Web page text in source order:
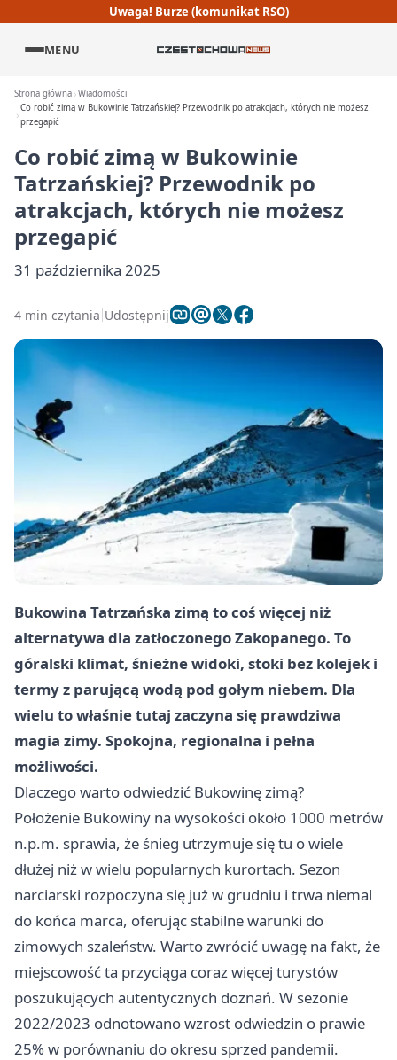
Uwaga! Burze (komunikat RSO)
MENU
Strona główna Wiadomości
Co robić zimą w Bukowinie Tatrzańskiej? Przewodnik po atrakcjach, których nie możesz
przegapić
Co robić zimą w Bukowinie
Tatrzańskiej? Przewodnik po
atrakcjach, których nie możesz
przegapić
31 października 2025
4 min czytania Udostępnij
Bukowina Tatrzańska zimą to coś więcej niż
alternatywa dla zatłoczonego Zakopanego. To
góralski klimat, śnieżne widoki, stoki bez kolejek i
termy z parującą wodą pod gołym niebem. Dla
wielu to właśnie tutaj zaczyna się prawdziwa
magia zimy. Spokojna, regionalna i pełna
możliwości.
Dlaczego warto odwiedzić Bukowinę zimą?
Położenie Bukowiny na wysokości około 1000 metrów
n.p.m. sprawia, że śnieg utrzymuje się tu o wiele
dłużej niż w wielu popularnych kurortach. Sezon
narciarski rozpoczyna się już w grudniu i trwa niemal
do końca marca, oferując stabilne warunki do
zimowych szaleństw. Warto zwrócić uwagę na fakt, że
miejscowość ta przyciąga coraz więcej turystów
poszukujących autentycznych doznań. W sezonie
2022/2023 odnotowano wzrost odwiedzin o prawie
25% w porównaniu do okresu sprzed pandemii.